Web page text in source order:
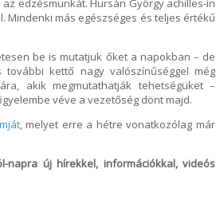
edzésmunkát. Hursán György achilles-ín
Mindenki más egészséges és teljes értékű
be is mutatjuk őket a napokban – de
kettő nagy valószínűséggel még
akik megmutathatják tehetségüket –
véve a vezetőség dönt majd.
, melyet erre a hétre vonatkozólag már
napra új hírekkel, információkkal, videós